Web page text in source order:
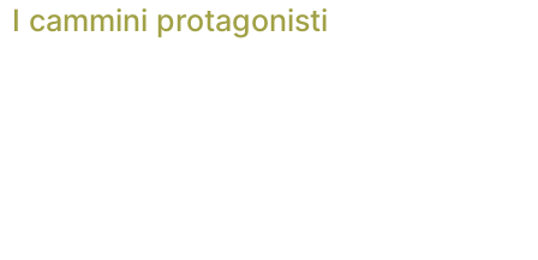
I cammini protagonisti